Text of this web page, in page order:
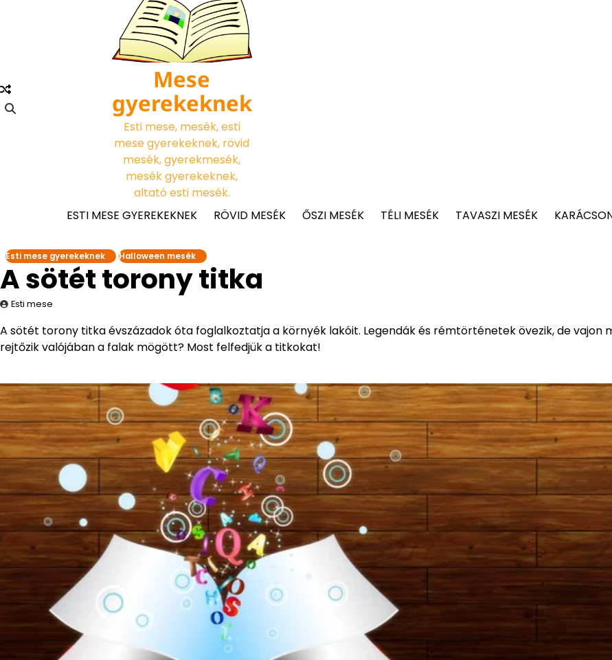
Mese
gyerekeknek
Esti mese, mesék, esti
mese gyerekeknek, rövid
mesék, gyerekmesék,
mesék gyerekeknek,
altató esti mesék.
ESTI MESE GYEREKEKNEK
RÖVID MESÉK ŐSZI MESÉK TÉLI MESÉK TAVASZI MESÉK
Esti mese gyerekeknek Halloween mesék
A sötét torony titka
Esti mese
A sötét torony titka évszázadok óta foglalkoztatja a környék lakóit. Legendák és rémtörténetek övezik, de vajon
rejtőzik valójában a falak mögött? Most felfedjük a titkokat!